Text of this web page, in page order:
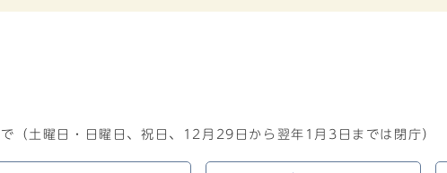
（土曜日・日曜日、祝日、12月29日から翌年1月3日までは閉庁）